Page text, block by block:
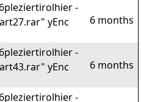
-
yEnc
6 months
-
yEnc
6 months
-